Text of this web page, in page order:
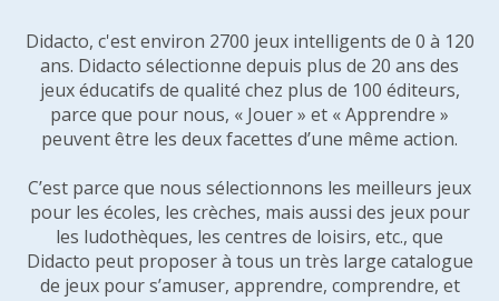
Didacto, c'est environ 2700 jeux intelligents de 0 à 120
ans. Didacto sélectionne depuis plus de 20 ans des
jeux éducatifs de qualité chez plus de 100 éditeurs,
parce que pour nous, « Jouer » et « Apprendre »
peuvent être les deux facettes d’une même action.
C’est parce que nous sélectionnons les meilleurs jeux
pour les écoles, les crèches, mais aussi des jeux pour
les ludothèques, les centres de loisirs, etc., que
Didacto peut proposer à tous un très large catalogue
de jeux pour s’amuser, apprendre, comprendre, et